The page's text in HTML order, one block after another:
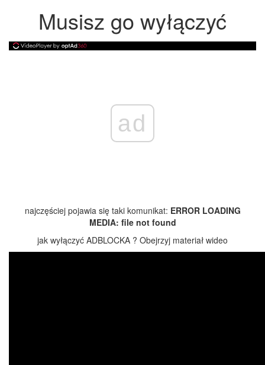
Musisz go wyłączyć
ad
najczęściej pojawia się taki komunikat: ERROR LOADING
MEDIA: file not found
jak wyłączyć ADBLOCKA ? Obejrzyj materiał wideo